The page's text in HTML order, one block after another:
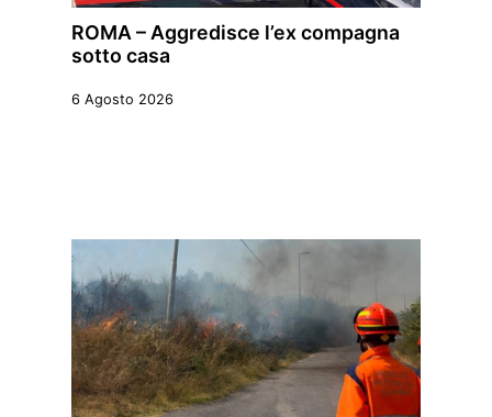
ROMA – Aggredisce l’ex compagna
sotto casa
6 Agosto 2026